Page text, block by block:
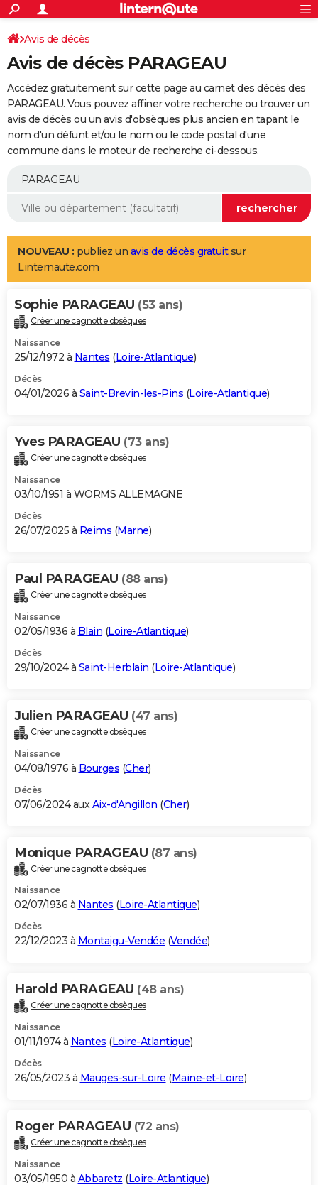
ACTUALITÉS
Politique
Société
Faits Divers
Education
Monde
Villes
+
SPORT
Coupe du monde 2026
Football
Tennis
Cyclisme
Rugby
Forum
Programme TV
TNT
Streaming
Cinéma
Sorties cinéma
Musique
+
FINANCE
Retraite
Epargne
Immobilier
Risques naturels par ville
Banque
Assurance
AUTO
Essais
Réserver un essai
Citadines
Berlines
SUV
Forum auto
+
Mobiles
Meilleur smartphone
Internet
Ordinateurs
Jeux vidéo
Guide high-tech
Aménagement intérieur
LIFESTYLE
Art de vivre
Bien-être
Loisirs
Mode
Modes de vie
Alimentation
Guide de la santé
Maladies
Médicaments
Sommeil
VOYAGE
Destinations
City break
Voyage nature
Voyage de noces
Forum
Climat
+PHOTO
GUIDES D'ACHAT
BONS PLANS
Carte de Noël
Carte Bonne année
Carte Saint-Valentin
Carte Pâques
Carte d'anniversaire
DICTIONNAIRE
Dictionnaire
Biographies
Citations
Expressions
Proverbes
PROGRAMME TV
S'inscrire
Se connecter
Lycées
Collèges
Primaires
Universités
Entreprises
Service militaire
Avis de recherche
AVIS DE DÉCÈS
Bricolage
Lifestyle
Culture
Sport
Auto
Television
Voyage
Cinema
Avis de décès
Avis de décès PARAGEAU
Accédez gratuitement sur cette page au carnet des décès des
PARAGEAU. Vous pouvez affiner votre recherche ou trouver un
avis de décès ou un avis d'obsèques plus ancien en tapant le
nom d'un défunt et/ou le nom ou le code postal d'une
commune dans le moteur de recherche ci-dessous.
NOUVEAU : publiez un avis de décès gratuitsur
Linternaute.com
Sophie PARAGEAU (53 ans)
Créer une cagnotte obsèques
Naissance
25/12/1972 à Nantes (Loire-Atlantique)
Décès
04/01/2026 à Saint-Brevin-les-Pins (Loire-Atlantique)
Yves PARAGEAU (73 ans)
Créer une cagnotte obsèques
Naissance
03/10/1951 à WORMS ALLEMAGNE
Décès
26/07/2025 à Reims (Marne)
Paul PARAGEAU (88 ans)
Créer une cagnotte obsèques
Naissance
02/05/1936 à Blain (Loire-Atlantique)
Décès
29/10/2024 à Saint-Herblain (Loire-Atlantique)
Julien PARAGEAU (47 ans)
Créer une cagnotte obsèques
Naissance
04/08/1976 à Bourges (Cher)
Décès
07/06/2024 aux Aix-d'Angillon (Cher)
Monique PARAGEAU (87 ans)
Créer une cagnotte obsèques
Naissance
02/07/1936 à Nantes (Loire-Atlantique)
Décès
22/12/2023 à Montaigu-Vendée (Vendée)
Harold PARAGEAU (48 ans)
Créer une cagnotte obsèques
Naissance
01/11/1974 à Nantes (Loire-Atlantique)
Décès
26/05/2023 à Mauges-sur-Loire (Maine-et-Loire)
Roger PARAGEAU (72 ans)
Créer une cagnotte obsèques
Naissance
03/05/1950 à Abbaretz (Loire-Atlantique)